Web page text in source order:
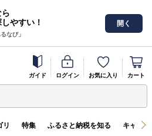
やすい！
なび」
開く
ガイド ログイン お気に入り カート
リ 特集 ふるさと納税を知る キャン